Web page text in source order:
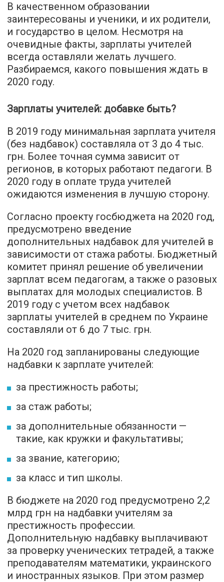
В качественном образовании
заинтересованы и ученики, и их родители,
и государство в целом. Несмотря на
очевидные факты, зарплаты учителей
всегда оставляли желать лучшего.
Разбираемся, какого повышения ждать в
2020 году.
Зарплаты учителей: добавке быть?
В 2019 году минимальная зарплата учителя
(без надбавок) составляла от 3 до 4 тыс.
грн. Более точная сумма зависит от
регионов, в которых работают педагоги. В
2020 году в оплате труда учителей
ожидаются изменения в лучшую сторону.
Согласно проекту госбюджета на 2020 год,
предусмотрено введение
дополнительных надбавок для учителей в
зависимости от стажа работы. Бюджетный
комитет принял решение об увеличении
зарплат всем педагогам, а также о разовых
выплатах для молодых специалистов. В
2019 году с учетом всех надбавок
зарплаты учителей в среднем по Украине
составляли от 6 до 7 тыс. грн.
На 2020 год запланированы следующие
надбавки к зарплате учителей:
за престижность работы;
за стаж работы;
за дополнительные обязанности —
такие, как кружки и факультативы;
за звание, категорию;
за класс и тип школы.
В бюджете на 2020 год предусмотрено 2,2
млрд грн на надбавки учителям за
престижность профессии.
Дополнительную надбавку выплачивают
за проверку ученических тетрадей, а также
преподавателям математики, украинского
и иностранных языков. При этом размер